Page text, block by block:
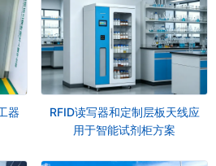
器
RFID读写器和定制层板天线应
用于智能试剂柜方案